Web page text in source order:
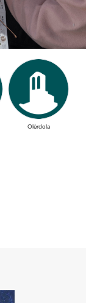
Olèrdola